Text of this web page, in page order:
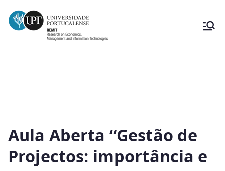
Aula Aberta “Gestão de
Projectos: importância e